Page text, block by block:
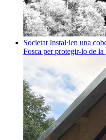
Societat Instal·len una
Fosca per protegir-lo de la